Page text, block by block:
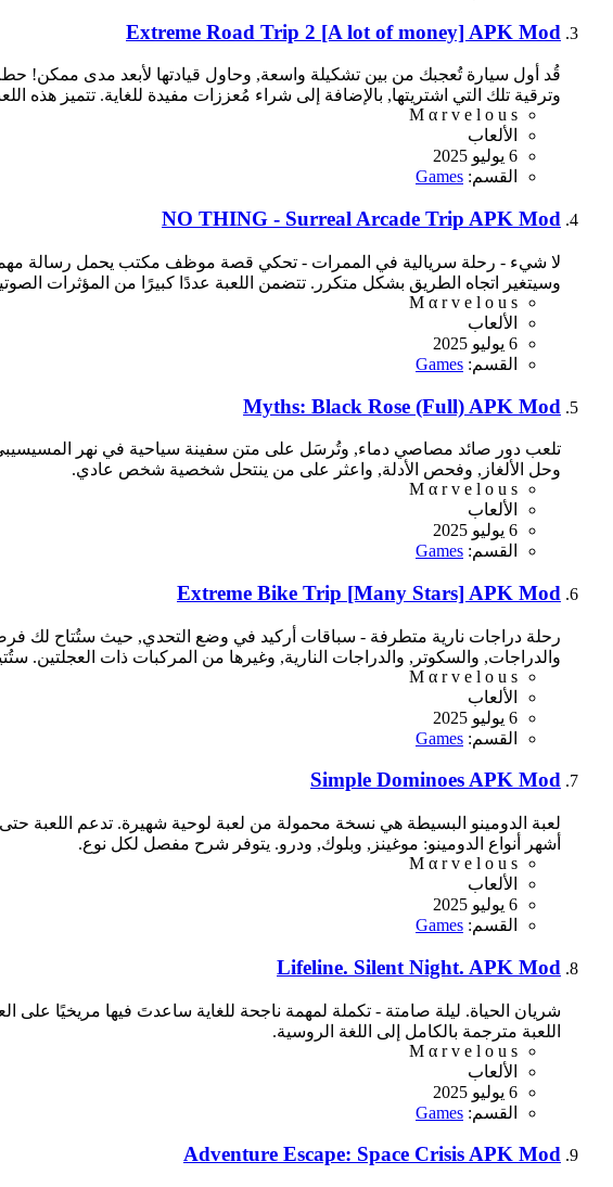
Extreme Road Trip 2 [A lot of money] APK Mod
قُد أول سيارة تُعجبك من بين تشكيلة واسعة, وحاول قيادتها لأبعد مدى ممكن!
وترقية تلك التي اشتريتها, بالإضافة إلى شراء مُعززات مفيدة للغاية. تتميز هذه
M α r v e l o u s
الألعاب
6 يوليو 2025
القسم: Games
NO THING - Surreal Arcade Trip APK Mod
لا شيء - رحلة سريالية في الممرات - تحكي قصة موظف مكتب يحمل رسالة
وسيتغير اتجاه الطريق بشكل متكرر. تتضمن اللعبة عددًا كبيرًا من المؤثرات
M α r v e l o u s
الألعاب
6 يوليو 2025
القسم: Games
Myths: Black Rose (Full) APK Mod
تلعب دور صائد مصاصي دماء, وتُرسَل على متن سفينة سياحية في نهر
وحل الألغاز, وفحص الأدلة, واعثر على من ينتحل شخصية شخص عادي.
M α r v e l o u s
الألعاب
6 يوليو 2025
القسم: Games
Extreme Bike Trip [Many Stars] APK Mod
والدراجات, والسكوتر, والدراجات النارية, وغيرها من المركبات ذات العجلتين.
M α r v e l o u s
الألعاب
6 يوليو 2025
القسم: Games
Simple Dominoes APK Mod
لعبة الدومينو البسيطة هي نسخة محمولة من لعبة لوحية شهيرة. تدعم اللعبة
أشهر أنواع الدومينو: موغينز, وبلوك, ودرو. يتوفر شرح مفصل لكل نوع.
M α r v e l o u s
الألعاب
6 يوليو 2025
القسم: Games
Lifeline. Silent Night. APK Mod
شريان الحياة. ليلة صامتة - تكملة لمهمة ناجحة للغاية ساعدتَ فيها مريخيًا على
اللعبة مترجمة بالكامل إلى اللغة الروسية.
M α r v e l o u s
الألعاب
6 يوليو 2025
القسم: Games
Adventure Escape: Space Crisis APK Mod